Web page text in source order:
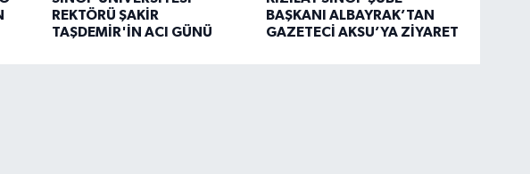
REKTÖRÜ ŞAKİR
TAŞDEMİR'İN ACI GÜNÜ
BAŞKANI ALBAYRAK’TAN
GAZETECİ AKSU’YA ZİYARET